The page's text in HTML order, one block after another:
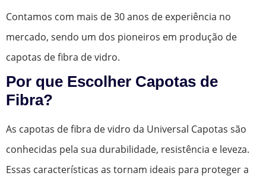
Contamos com mais de 30 anos de experiência no
mercado, sendo um dos pioneiros em produção de
capotas de fibra de vidro.
Por que Escolher Capotas de
Fibra?
As capotas de fibra de vidro da Universal Capotas são
conhecidas pela sua durabilidade, resistência e leveza.
Essas características as tornam ideais para proteger a